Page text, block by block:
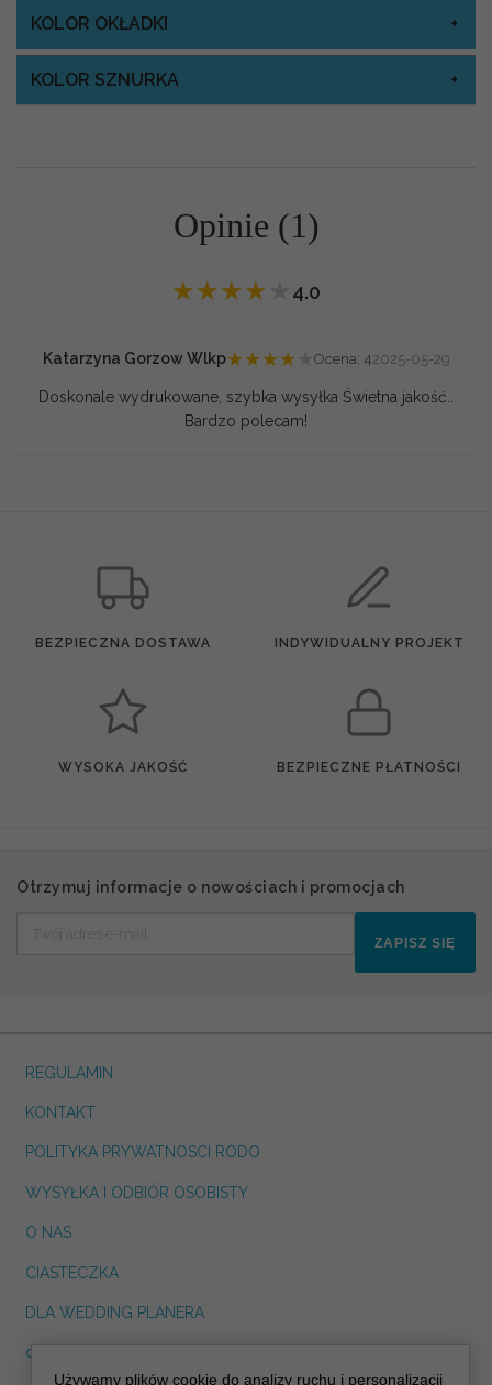
KOLOR OKŁADKI
KOLOR SZNURKA
Opinie (1)
★★★★ 4.0
Katarzyna Gorzow Wlkp★★★★ Ocena: 42025-05-29
Doskonale wydrukowane, szybka wysyłka Świetna jakość..
Bardzo polecam!
BEZPIECZNA DOSTAWA INDYWIDUALNY PROJEKT
WYSOKA JAKOŚĆ BEZPIECZNE PŁATNOŚCI
Otrzymuj informacje o nowościach i promocjach
ZAPISZ SIĘ
REGULAMIN
KONTAKT
POLITYKA PRYWATNOSCI RODO
WYSYŁKA I ODBIÓR OSOBISTY
O NAS
CIASTECZKA
DLA WEDDING PLANERA
dreskot.com
Używamy plików cookie do analizy ruchu i personalizacji